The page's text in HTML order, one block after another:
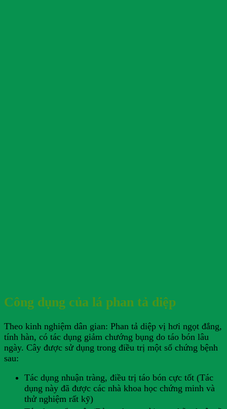
Công dụng của lá phan tả diệp
Theo kinh nghiệm dân gian: Phan tả diệp vị hơi ngọt đắng,
tính hàn, có tác dụng giảm chướng bụng do táo bón lâu
ngày. Cây được sử dụng trong điều trị một số chứng bệnh
sau:
Tác dụng nhuận tràng, điều trị táo bón cực tốt (Tác
dụng này đã được các nhà khoa học chứng minh và
thử nghiệm rất kỹ)